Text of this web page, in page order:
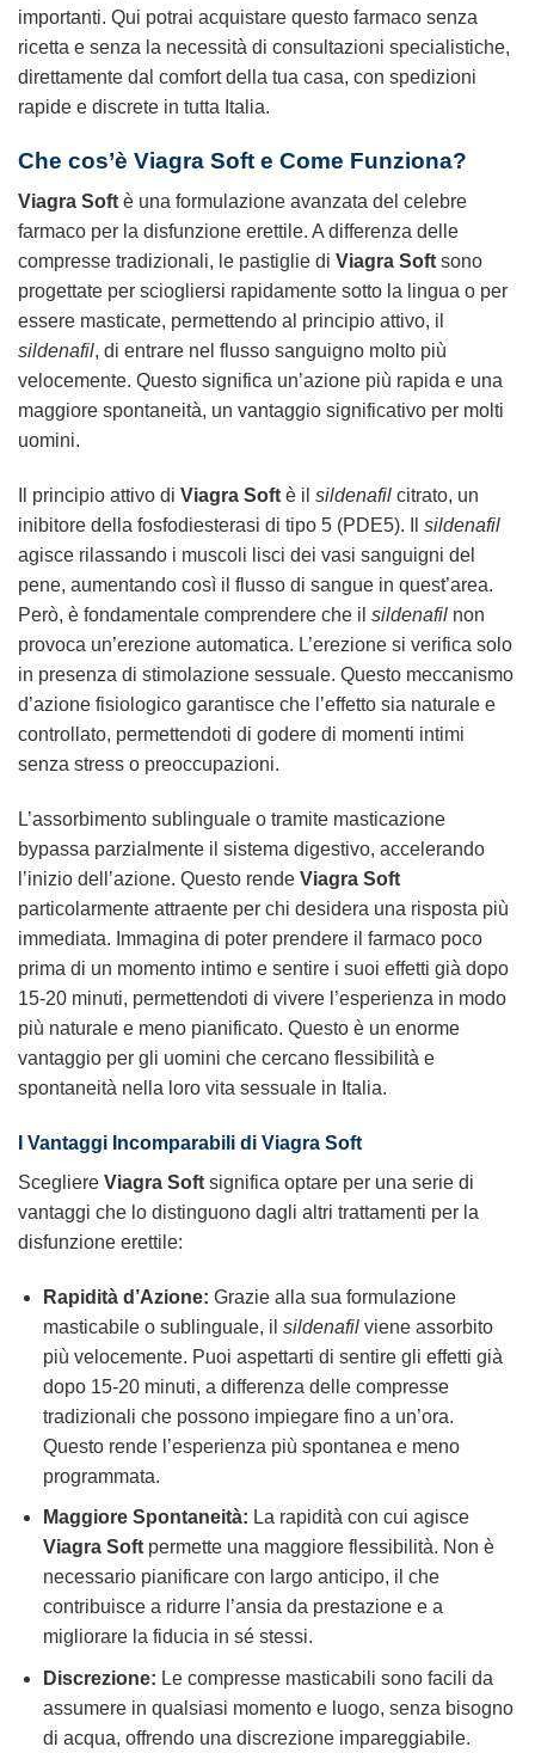
importanti. Qui potrai acquistare questo farmaco senza
ricetta e senza la necessità di consultazioni specialistiche,
direttamente dal comfort della tua casa, con spedizioni
rapide e discrete in tutta Italia.
Che cos’è Viagra Soft e Come Funziona?
Viagra Soft è una formulazione avanzata del celebre
farmaco per la disfunzione erettile. A differenza delle
compresse tradizionali, le pastiglie di Viagra Soft sono
progettate per sciogliersi rapidamente sotto la lingua o per
essere masticate, permettendo al principio attivo, il
sildenafil, di entrare nel flusso sanguigno molto più
velocemente. Questo significa un’azione più rapida e una
maggiore spontaneità, un vantaggio significativo per molti
uomini.
Il principio attivo di Viagra Soft è il sildenafil citrato, un
inibitore della fosfodiesterasi di tipo 5 (PDE5). Il sildenafil
agisce rilassando i muscoli lisci dei vasi sanguigni del
pene, aumentando così il flusso di sangue in quest’area.
Però, è fondamentale comprendere che il sildenafil non
provoca un’erezione automatica. L’erezione si verifica solo
in presenza di stimolazione sessuale. Questo meccanismo
d’azione fisiologico garantisce che l’effetto sia naturale e
controllato, permettendoti di godere di momenti intimi
senza stress o preoccupazioni.
L’assorbimento sublinguale o tramite masticazione
bypassa parzialmente il sistema digestivo, accelerando
l’inizio dell’azione. Questo rende Viagra Soft
particolarmente attraente per chi desidera una risposta più
immediata. Immagina di poter prendere il farmaco poco
prima di un momento intimo e sentire i suoi effetti già dopo
15-20 minuti, permettendoti di vivere l’esperienza in modo
più naturale e meno pianificato. Questo è un enorme
vantaggio per gli uomini che cercano flessibilità e
spontaneità nella loro vita sessuale in Italia.
I Vantaggi Incomparabili di Viagra Soft
Scegliere Viagra Soft significa optare per una serie di
vantaggi che lo distinguono dagli altri trattamenti per la
disfunzione erettile:
Rapidità d’Azione: Grazie alla sua formulazione
masticabile o sublinguale, il sildenafilviene assorbito
più velocemente. Puoi aspettarti di sentire gli effetti già
dopo 15-20 minuti, a differenza delle compresse
tradizionali che possono impiegare fino a un’ora.
Questo rende l’esperienza più spontanea e meno
programmata.
Maggiore Spontaneità: La rapidità con cui agisce
Viagra Softpermette una maggiore flessibilità. Non è
necessario pianificare con largo anticipo, il che
contribuisce a ridurre l’ansia da prestazione e a
migliorare la fiducia in sé stessi.
Discrezione: Le compresse masticabili sono facili da
assumere in qualsiasi momento e luogo, senza bisogno
di acqua, offrendo una discrezione impareggiabile.